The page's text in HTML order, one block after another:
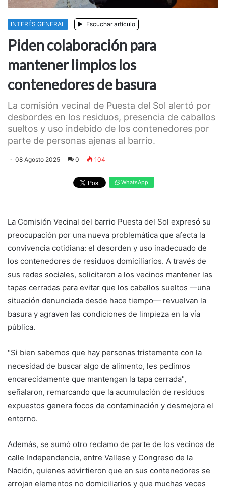
INTERÉS GENERAL Escuchar artículo
Piden colaboración para
mantener limpios los
contenedores de basura
La comisión vecinal de Puesta del Sol alertó por
desbordes en los residuos, presencia de caballos
sueltos y uso indebido de los contenedores por
parte de personas ajenas al barrio.
08 Agosto 2025 0 104
WhatsApp
La Comisión Vecinal del barrio Puesta del Sol expresó su
preocupación por una nueva problemática que afecta la
convivencia cotidiana: el desorden y uso inadecuado de
los contenedores de residuos domiciliarios. A través de
sus redes sociales, solicitaron a los vecinos mantener las
tapas cerradas para evitar que los caballos sueltos —una
situación denunciada desde hace tiempo— revuelvan la
basura y agraven las condiciones de limpieza en la vía
pública.
"Si bien sabemos que hay personas tristemente con la
necesidad de buscar algo de alimento, les pedimos
encarecidamente que mantengan la tapa cerrada",
señalaron, remarcando que la acumulación de residuos
expuestos genera focos de contaminación y desmejora el
entorno.
Además, se sumó otro reclamo de parte de los vecinos de
calle Independencia, entre Vallese y Congreso de la
Nación, quienes advirtieron que en sus contenedores se
arrojan elementos no domiciliarios y que muchas veces